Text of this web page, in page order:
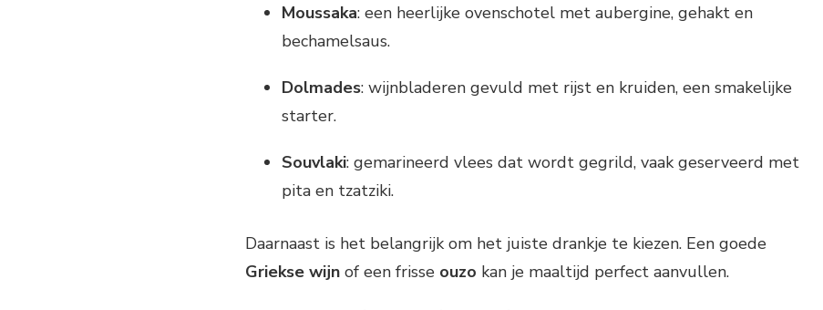
Moussaka: een heerlijke ovenschotel met aubergine, gehakt en
bechamelsaus.
Dolmades: wijnbladeren gevuld met rijst en kruiden, een smakelijke
starter.
Souvlaki: gemarineerd vlees dat wordt gegrild, vaak geserveerd met
pita en tzatziki.
Daarnaast is het belangrijk om het juiste drankje te kiezen. Een goede
Griekse wijn of een frisse ouzo kan je maaltijd perfect aanvullen.